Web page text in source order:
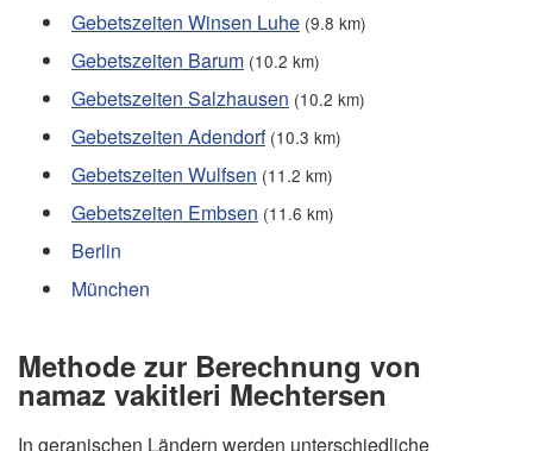
Gebetszeiten Winsen Luhe (9.8 km)
Gebetszeiten Barum (10.2 km)
Gebetszeiten Salzhausen (10.2 km)
Gebetszeiten Adendorf (10.3 km)
Gebetszeiten Wulfsen (11.2 km)
Gebetszeiten Embsen (11.6 km)
Berlin
München
Methode zur Berechnung von
namaz vakitleri Mechtersen
In geranischen Ländern werden unterschiedliche